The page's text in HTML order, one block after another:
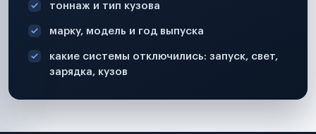
тоннаж и тип кузова
марку, модель и год выпуска
какие системы отключились: запуск, свет,
зарядка, кузов